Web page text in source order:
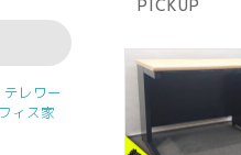
テレワー
ィス家
PICKUP